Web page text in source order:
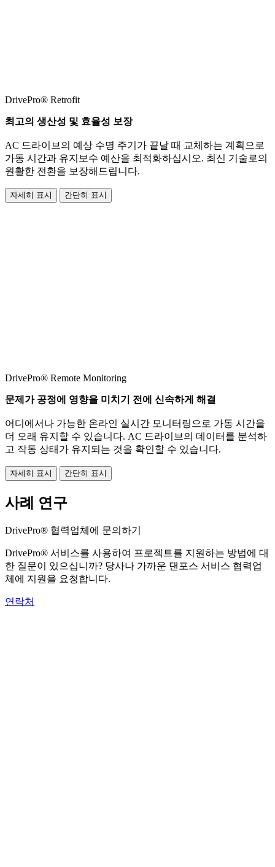
DrivePro® Retrofit
최고의 생산성 및 효율성 보장
AC 드라이브의 예상 수명 주기가 끝날 때 교체하는 계획으로
가동 시간과 유지보수 예산을 최적화하십시오. 최신 기술로의
원활한 전환을 보장해드립니다.
자세히 표시 간단히 표시
DrivePro® Remote Monitoring
문제가 공정에 영향을 미치기 전에 신속하게 해결
어디에서나 가능한 온라인 실시간 모니터링으로 가동 시간을
더 오래 유지할 수 있습니다. AC 드라이브의 데이터를 분석하
고 작동 상태가 유지되는 것을 확인할 수 있습니다.
자세히 표시 간단히 표시
사례 연구
DrivePro® 협력업체에 문의하기
DrivePro® 서비스를 사용하여 프로젝트를 지원하는 방법에 대
한 질문이 있으십니까? 당사나 가까운 댄포스 서비스 협력업
체에 지원을 요청합니다.
연락처